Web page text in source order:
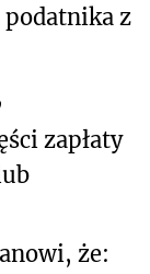
z
zapłaty
że: